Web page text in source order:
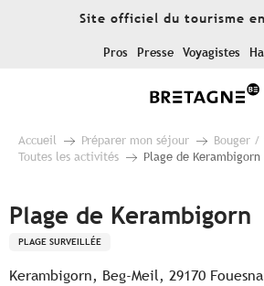
Site officiel du tourisme
Pros Presse Voyagistes
Accueil Préparer mon séjour
Bouger /
Toutes les activités
Plage de Kerambigorn
Plage de Kerambigorn
PLAGE SURVEILLÉE
Kerambigorn, Beg-Meil, 29170